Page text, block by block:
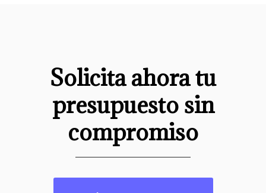
Solicita ahora tu
presupuesto sin
compromiso